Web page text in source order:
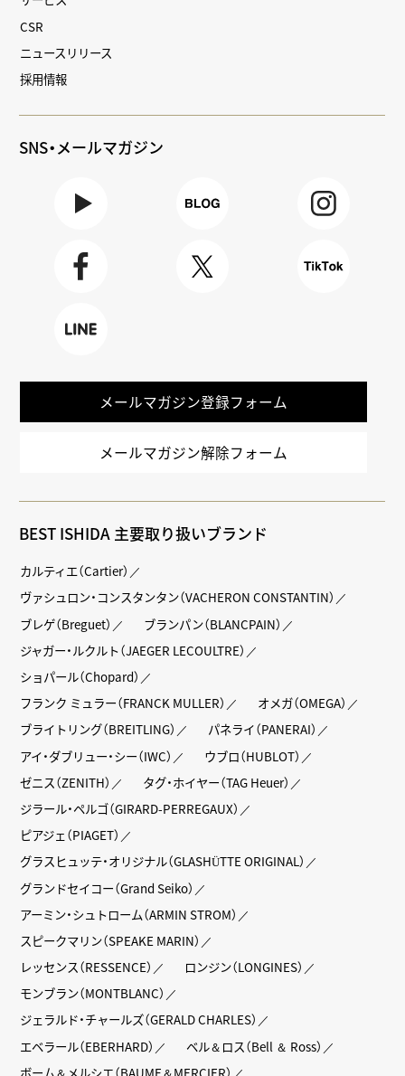
CSR
ニュースリリース
採用情報
SNS・メールマガジン
メールマガジン登録フォーム
メールマガジン解除フォーム
BEST ISHIDA 主要取り扱いブランド
カルティエ（Cartier）
ヴァシュロン・コンスタンタン（VACHERON CONSTANTIN）
ブレゲ（Breguet）
ブランパン（BLANCPAIN）
ジャガー・ルクルト（JAEGER LECOULTRE）
ショパール（Chopard）
フランク ミュラー（FRANCK MULLER）
オメガ（OMEGA）
ブライトリング（BREITLING）
パネライ（PANERAI）
アイ・ダブリュー・シー（IWC）
ウブロ（HUBLOT）
ゼニス（ZENITH）
タグ・ホイヤー（TAG Heuer）
ジラール・ペルゴ（GIRARD-PERREGAUX）
ピアジェ（PIAGET）
グラスヒュッテ・オリジナル（GLASHÜTTE ORIGINAL）
グランドセイコー（Grand Seiko）
アーミン・シュトローム（ARMIN STROM）
スピークマリン（SPEAKE MARIN）
レッセンス（RESSENCE）
ロンジン（LONGINES）
モンブラン（MONTBLANC）
ジェラルド・チャールズ（GERALD CHARLES）
エベラール（EBERHARD）
ベル＆ロス（Bell ＆ Ross）
ボーム＆メルシエ（BAUME＆MERCIER）